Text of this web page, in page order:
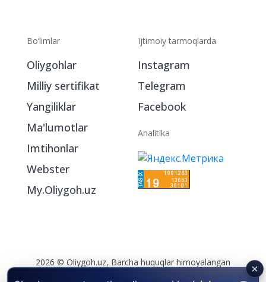
Bo‘limlar
Oliygohlar
Milliy sertifikat
Yangiliklar
Ma'lumotlar
Imtihonlar
Webster
My.Oliygoh.uz
Ijtimoiy tarmoqlarda
Instagram
Telegram
Facebook
Analitika
2026 © Oliygoh.uz, Barcha huquqlar himoyalangan